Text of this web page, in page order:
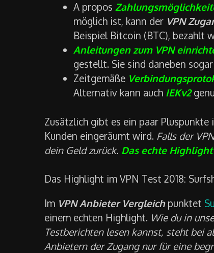
A propos
möglich ist, kann der VPN
Beispiel Bitcoin (BTC), bezahlt
Anleitungen zum VPN
gestellt. Sie sind daneben
Zeitgemäße
Alternativ kann auch IEKv2
Zusätzlich gibt es ein paar Pluspunkte
Kunden eingeräumt wird. Falls der
dein Geld zurück. Das echte
Das Highlight im VPN Test 2018:
Im VPN Anbieter Vergleichpunktet
einem echten Highlight. Wie du in
Testberichten lesen kannst, steht bei
Anbietern der Zugang nur für eine